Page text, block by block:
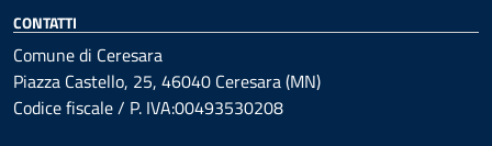
CONTATTI
Comune di Ceresara
Piazza Castello, 25, 46040 Ceresara (MN)
Codice fiscale / P. IVA:00493530208